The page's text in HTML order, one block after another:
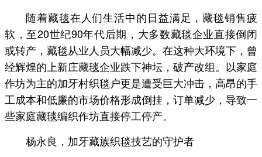
随着藏毯在人们生活中的日益满足，藏毯销售疲
软，至20世纪90年代后期，大多数藏毯企业直接倒闭
或转产，藏毯从业人员大幅减少。在这种大环境下，曾
经辉煌的上新庄藏毯企业跌下神坛，破产改组。以家庭
作坊为主的加牙村织毯户更是遭受巨大冲击，高昂的手
工成本和低廉的市场价格形成倒挂，订单减少，导致一
些家庭藏毯编织作坊直接停工停产。
杨永良，加牙藏族织毯技艺的守护者